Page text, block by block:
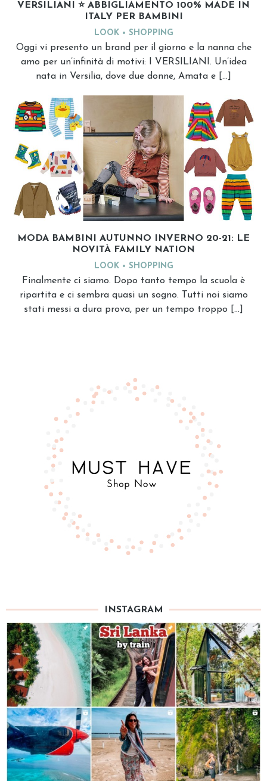
VERSILIANI ⭐️ ABBIGLIAMENTO 100% MADE IN
ITALY PER BAMBINI
LOOK SHOPPING
Oggi vi presento un brand per il giorno e la nanna che
amo per un’infinità di motivi: I VERSILIANI. Un’idea
nata in Versilia, dove due donne, Amata e […]
MODA BAMBINI AUTUNNO INVERNO 20-21: LE
NOVITÀ FAMILY NATION
LOOK SHOPPING
Finalmente ci siamo. Dopo tanto tempo la scuola è
ripartita e ci sembra quasi un sogno. Tutti noi siamo
stati messi a dura prova, per un tempo troppo […]
INSTAGRAM